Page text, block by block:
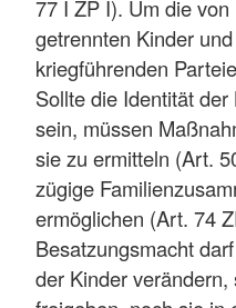
77 I ZP I). Um die
getrennten Kinder
kriegführenden
Sollte die Identität
sein, müssen
sie zu ermitteln (Art.
zügige
ermöglichen (Art. 74
Besatzungsmacht
der Kinder